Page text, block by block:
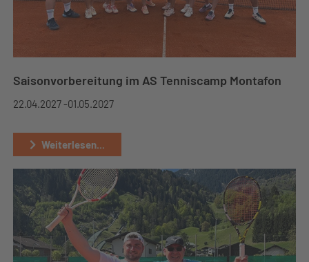
Saisonvorbereitung im AS Tenniscamp Montafon
22.04.2027 -01.05.2027
Weiterlesen...